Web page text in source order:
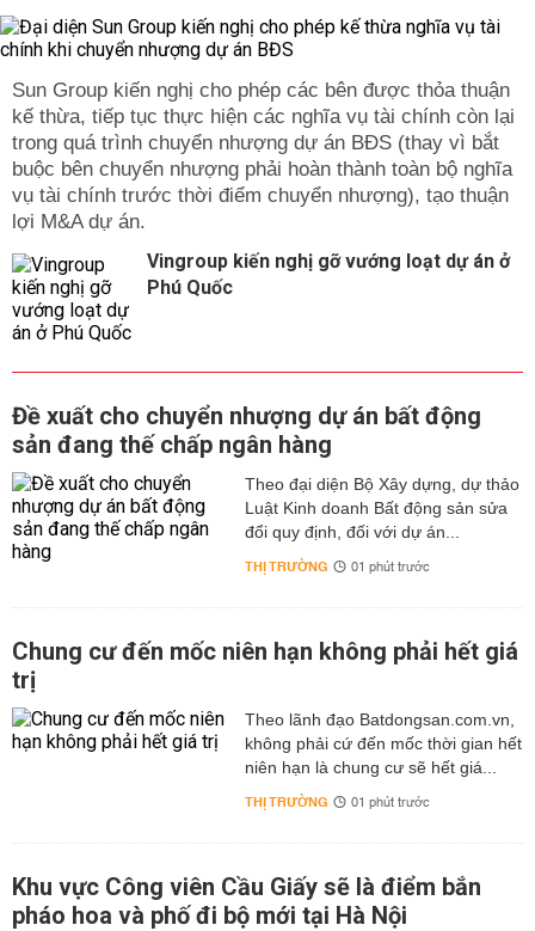
Sun Group kiến nghị cho phép các bên được thỏa thuận
kế thừa, tiếp tục thực hiện các nghĩa vụ tài chính còn lại
trong quá trình chuyển nhượng dự án BĐS (thay vì bắt
buộc bên chuyển nhượng phải hoàn thành toàn bộ nghĩa
vụ tài chính trước thời điểm chuyển nhượng), tạo thuận
lợi M&A dự án.
Vingroup kiến nghị gỡ vướng loạt dự án ở
Phú Quốc
Đề xuất cho chuyển nhượng dự án bất động
sản đang thế chấp ngân hàng
Theo đại diện Bộ Xây dựng, dự thảo
Luật Kinh doanh Bất động sản sửa
đổi quy định, đối với dự án...
THỊ TRƯỜNG 01 phút trước
Chung cư đến mốc niên hạn không phải hết giá
trị
Theo lãnh đạo Batdongsan.com.vn,
không phải cứ đến mốc thời gian hết
niên hạn là chung cư sẽ hết giá...
THỊ TRƯỜNG 01 phút trước
Khu vực Công viên Cầu Giấy sẽ là điểm bắn
pháo hoa và phố đi bộ mới tại Hà Nội